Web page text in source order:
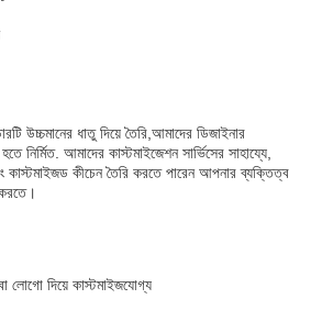
উচ্চমানের ধাতু দিয়ে তৈরি,আমাদের ডিজাইনার
নির্মিত. আমাদের কাস্টমাইজেশন সার্ভিসের সাহায্যে,
কীচেন তৈরি করতে পারেন আপনার ব্যক্তিত্ব
লোগো দিয়ে কাস্টমাইজযোগ্য